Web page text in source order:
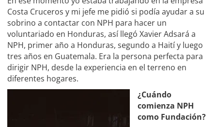
Costa Cruceros y mi jefe me pidió si podía ayudar a su
sobrino a contactar con NPH para hacer un
voluntariado en Honduras, así llegó Xavier Adsará a
NPH, primer año a Honduras, segundo a Haití y luego
tres años en Guatemala. Era la persona perfecta para
dirigir NPH, desde la experiencia en el terreno en
diferentes hogares.
¿Cuándo
comienza NPH
como Fundación?